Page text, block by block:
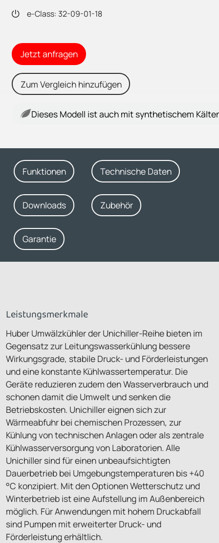
e-Class: 32-09-01-18
Jetzt anfragen
Zum Vergleich hinzufügen
Dieses Modell ist auch mit synthetischem
Funktionen Technische Daten
Downloads Zubehör
Garantie
Leistungsmerkmale
Huber Umwälzkühler der Unichiller-Reihe bieten im
Gegensatz zur Leitungswasserkühlung bessere
Wirkungsgrade, stabile Druck- und Förderleistungen
und eine konstante Kühlwassertemperatur. Die
Geräte reduzieren zudem den Wasserverbrauch und
schonen damit die Umwelt und senken die
Betriebskosten. Unichiller eignen sich zur
Wärmeabfuhr bei chemischen Prozessen, zur
Kühlung von technischen Anlagen oder als zentrale
Kühlwasserversorgung von Laboratorien. Alle
Unichiller sind für einen unbeaufsichtigten
Dauerbetrieb bei Umgebungstemperaturen bis +40
°C konzipiert. Mit den Optionen Wetterschutz und
Winterbetrieb ist eine Aufstellung im Außenbereich
möglich. Für Anwendungen mit hohem Druckabfall
sind Pumpen mit erweiterter Druck- und
Förderleistung erhältlich.